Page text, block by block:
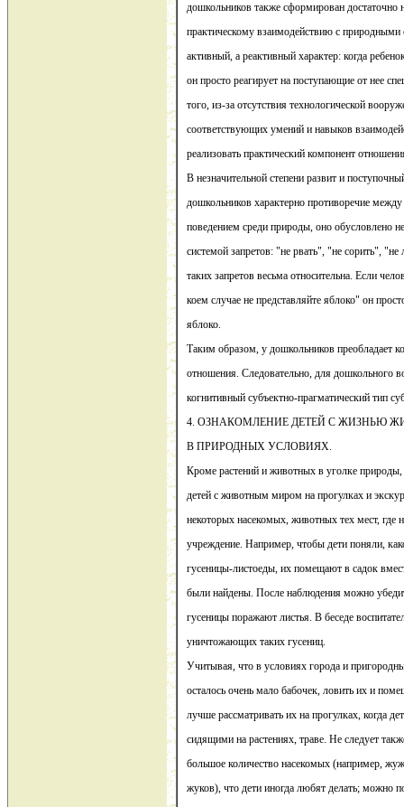
дошкольников также сформирован достаточно
практическому взаимодействию с природными
активный, а реактивный характер: когда
он просто реагирует на поступающие от нее
того, из-за отсутствия технологической
соответствующих умений и навыков
реализовать практический компонент
В незначительной степени развит и
дошкольников характерно противоречие
поведением среди природы, оно обусловлено
системой запретов: "не рвать", "не сорить", "не
таких запретов весьма относительна. Если
коем случае не представляйте яблоко" он
яблоко.
Таким образом, у дошкольников преобладает
отношения. Следовательно, для дошкольного
когнитивный субъектно-прагматический тип
4. ОЗНАКОМЛЕНИЕ ДЕТЕЙ С ЖИЗНЬЮ
В ПРИРОДНЫХ УСЛОВИЯХ.
Кроме растений и животных в уголке природы,
детей с животным миром на прогулках и
некоторых насекомых, животных тех мест, где
учреждение. Например, чтобы дети поняли,
гусеницы-листоеды, их помещают в садок
были найдены. После наблюдения можно
гусеницы поражают листья. В беседе
уничтожающих таких гусениц.
Учитывая, что в условиях города и
осталось очень мало бабочек, ловить их и
лучше рассматривать их на прогулках, когда
сидящими на растениях, траве. Не следует
большое количество насекомых (например,
жуков), что дети иногда любят делать; можно